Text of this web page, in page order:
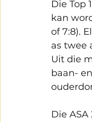
Die Top
kan
of 7:8).
as twee
Uit die
baan-
Die